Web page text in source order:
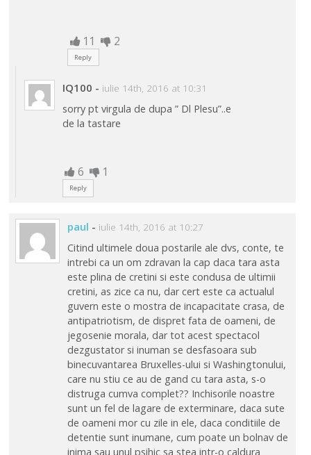
11 2
Reply
IQ100 - iulie 14th, 2016 at 10:31
sorry pt virgula de dupa ” Dl Plesu”..e
de la tastare
6 1
Reply
paul - iulie 14th, 2016 at 10:27
Citind ultimele doua postarile ale dvs, conte, te
intrebi ca un om zdravan la cap daca tara asta
este plina de cretini si este condusa de ultimii
cretini, as zice ca nu, dar cert este ca actualul
guvern este o mostra de incapacitate crasa, de
antipatriotism, de dispret fata de oameni, de
jegosenie morala, dar tot acest spectacol
dezgustator si inuman se desfasoara sub
binecuvantarea Bruxelles-ului si Washingtonului,
care nu stiu ce au de gand cu tara asta, s-o
distruga cumva complet?? Inchisorile noastre
sunt un fel de lagare de exterminare, daca sute
de oameni mor cu zile in ele, daca conditiile de
detentie sunt inumane, cum poate un bolnav de
inima sau unul psihic sa stea intr-o caldura